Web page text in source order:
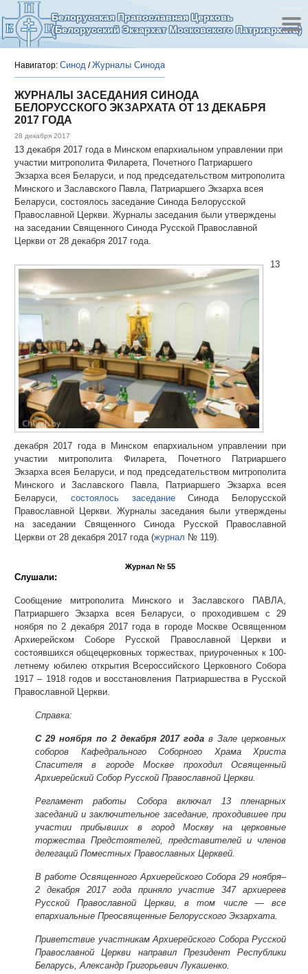
Белорусская Православная Церковь
(Белорусский Экзархат Московского Патриархата)
Навигатор: Синод /Журналы Синода
ЖУРНАЛЫ ЗАСЕДАНИЯ СИНОДА
БЕЛОРУССКОГО ЭКЗАРХАТА ОТ 13 ДЕКАБРЯ
2017 ГОДА
28 декабря 2017
13 декабря 2017 года в Минском епархиальном управлении при
участии митрополита Филарета, Почетного Патриаршего
Экзарха всея Беларуси, и под председательством митрополита
Минского и Заславского Павла, Патриаршего Экзарха всея
Беларуси, состоялось заседание Синода Белорусской
Православной Церкви. Журналы заседания были утверждены
на заседании Священного Синода Русской Православной
Церкви от 28 декабря 2017 года.
13
декабря 2017 года в Минском епархиальном управлении при
участии митрополита Филарета, Почетного Патриаршего
Экзарха всея Беларуси, и под председательством митрополита
Минского и Заславского Павла, Патриаршего Экзарха всея
Беларуси, состоялось заседаниеСинода Белорусской
Православной Церкви. Журналы заседания были утверждены
на заседании Священного Синода Русской Православной
Церкви от 28 декабря 2017 года (журнал № 119).
Журнал № 55
Слушали:
Сообщение митрополита Минского и Заславского ПАВЛА,
Патриаршего Экзарха всея Беларуси, о проходившем с 29
ноября по 2 декабря 2017 года в городе Москве Освященном
Архиерейском Соборе Русской Православной Церкви и
состоявшихся общецерковных торжествах, приуроченных к 100-
летнему юбилею открытия Всероссийского Церковного Собора
1917 – 1918 годов и восстановления Патриаршества в Русской
Православной Церкви.
Справка:
С 29 ноября по 2 декабря 2017 года в Зале церковных
соборов Кафедрального Соборного Храма Христа
Спасителя в городе Москве проходил Освященный
Архиерейский Собор Русской Православной Церкви.
Регламент работы Собора включал 13 пленарных
заседаний и заключительное заседание, проходившее при
участии прибывших в город Москву на церковные
торжестваПредстоятелей, представителей и членов
делегаций Поместных Православных Церквей.
В работе Освященного Архиерейского Собора 29 ноября–
2 декабря 2017 года приняло участие 347 архиереев
Русской Православной Церкви, в том числе — все
епархиальные Преосвященные Белорусского Экзархата.
Приветствие участникам Архиерейского Собора Русской
Православной Церкви направил Президент Республики
Беларусь, Александр Григорьевич Лукашенко.